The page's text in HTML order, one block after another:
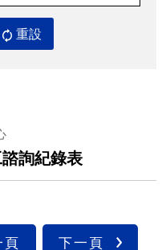
重設
詢紀錄表
頁 下一頁